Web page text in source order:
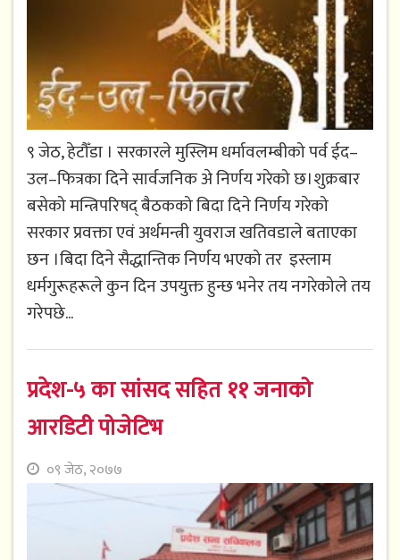
९ जेठ, हेटौँडा । सरकारले मुस्लिम धर्मावलम्बीको पर्व ईद–
उल–फित्रका दिने सार्वजनिक अ‍े निर्णय गरेको छ।शुक्रबार
बसेको मन्त्रिपरिषद् बैठकको बिदा दिने निर्णय गरेको
सरकार प्रवक्ता एवं अर्थमन्त्री युवराज खतिवडाले बताएका
छन ।बिदा दिने सैद्धान्तिक निर्णय भएको तर इस्लाम
धर्मगुरूहरूले कुन दिन उपयुक्त हुन्छ भनेर तय नगरेकोले तय
गरेपछे...
प्रदेश-५ का सांसद सहित ११ जनाको
आरडिटी पोजेटिभ
०९ जेठ, २०७७